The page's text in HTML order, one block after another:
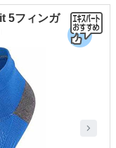
5フィンガ